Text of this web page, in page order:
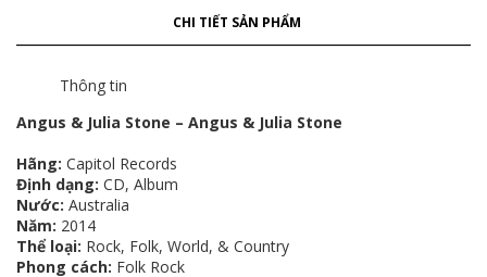
CHI TIẾT SẢN PHẨM
Thông tin
Angus & Julia Stone – Angus & Julia Stone
Hãng: Capitol Records
Định dạng: CD, Album
Nước: Australia
Năm: 2014
Thể loại: Rock, Folk, World, & Country
Phong cách: Folk Rock